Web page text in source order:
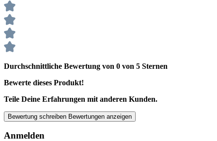
Durchschnittliche Bewertung von 0 von 5 Sternen
Bewerte dieses Produkt!
Teile Deine Erfahrungen mit anderen Kunden.
Bewertung schreiben Bewertungen anzeigen
Anmelden